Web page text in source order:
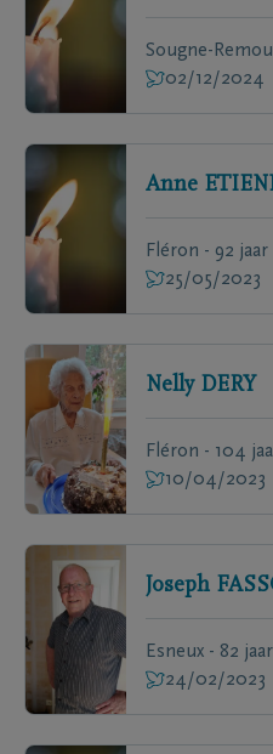
Sougne-
02/12/2024
Anne
Fléron - 92 jaar
25/05/2023
Nelly DERY
Fléron - 104
10/04/2023
Joseph
Esneux - 82 jaar
24/02/2023